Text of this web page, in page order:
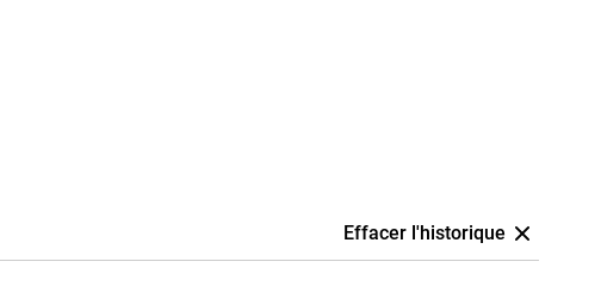
Effacer l'historique